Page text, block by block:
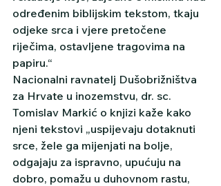
određenim biblijskim tekstom, tkaju
odjeke srca i vjere pretočene
riječima, ostavljene tragovima na
papiru.“
Nacionalni ravnatelj Dušobrižništva
za Hrvate u inozemstvu, dr. sc.
Tomislav Markić o knjizi kaže kako
njeni tekstovi „uspijevaju dotaknuti
srce, žele ga mijenjati na bolje,
odgajaju za ispravno, upućuju na
dobro, pomažu u duhovnom rastu,